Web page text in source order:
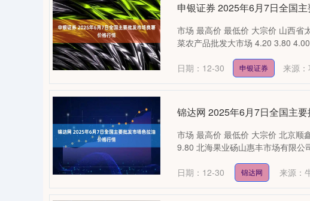
申银证券 2025年6月7日全国
市场 最高价 最低价 大宗价 山西省
菜农产品批发大市场 4.20 3.80
日期：12-30 申银证券 来源
锦达网 2025年6月7日全国主
市场 最高价 最低价 大宗价 北京顺
9.80 北海果业砀山惠丰市场有限公
日期：12-30 锦达网 来源：